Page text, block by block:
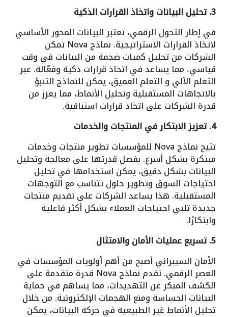
3. تحليل البيانات واتخاذ القرارات الذكية
في إطار التحول الرقمي، تعتبر البيانات المحور الأساسي
لاتخاذ القرارات الاستراتيجية. نماذج Nova تمكن
الشركات من تحليل كميات ضخمة من البيانات في وقت
قياسي، مما يساعد في اتخاذ قرارات ذكية وفعّالة. عبر
التعلم الآلي و التعلم العميق، يمكن للنماذج التنبؤ
بالاتجاهات المستقبلية وتحليل الأنماط، مما يعزز من
قدرة الشركات على اتخاذ قرارات استباقية.
4. تعزيز الابتكار في المنتجات والخدمات
تتيح نماذج Nova للمؤسسات تطوير منتجات وخدمات
مبتكرة بشكل أسرع. بفضل قدرتها على معالجة وتحليل
البيانات بشكل دقيق، يمكن استخدامها في تحليل
احتياجات السوق وتطوير حلول تتناسب مع التوجهات
المستقبلية. هذا يساعد الشركات على تقديم منتجات
جديدة تلبي احتياجات العملاء بشكل أكثر فاعلية
وابتكارًا.
5. تسريع عمليات الأمان والامتثال
الأمان السيبراني أصبح من أهم أولويات المؤسسات في
العصر الرقمي. تقدم نماذج Nova قدرة متقدمة على
الكشف المبكر عن التهديدات، مما يساهم في حماية
البيانات الحساسة ومنع الهجمات الإلكترونية. من خلال
تحليل الأنماط غير الطبيعية في حركة البيانات، يمكن